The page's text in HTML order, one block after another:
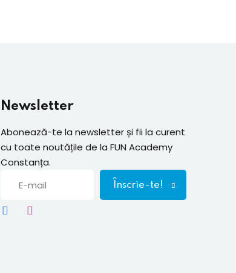
Newsletter
Abonează-te la newsletter și fii la curent
cu toate noutățile de la FUN Academy
Constanța.
Înscrie-te!